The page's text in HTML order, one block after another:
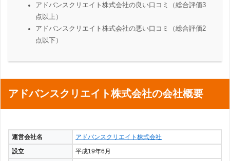
アドバンスクリエイト株式会社の良い口コミ（総合評価3
点以上）
アドバンスクリエイト株式会社の悪い口コミ（総合評価2
点以下）
アドバンスクリエイト株式会社の会社概要
運営会社名
アドバンスクリエイト株式会社
設立
平成19年6月